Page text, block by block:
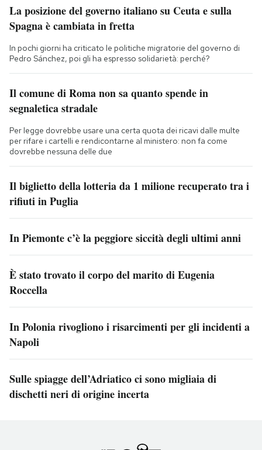
La posizione del governo italiano su Ceuta e sulla
Spagna è cambiata in fretta
In pochi giorni ha criticato le politiche migratorie del governo di
Pedro Sánchez, poi gli ha espresso solidarietà: perché?
Il comune di Roma non sa quanto spende in
segnaletica stradale
Per legge dovrebbe usare una certa quota dei ricavi dalle multe
per rifare i cartelli e rendicontarne al ministero: non fa come
dovrebbe nessuna delle due
Il biglietto della lotteria da 1 milione recuperato tra i
rifiuti in Puglia
In Piemonte c’è la peggiore siccità degli ultimi anni
È stato trovato il corpo del marito di Eugenia
Roccella
In Polonia rivogliono i risarcimenti per gli incidenti a
Napoli
Sulle spiagge dell’Adriatico ci sono migliaia di
dischetti neri di origine incerta